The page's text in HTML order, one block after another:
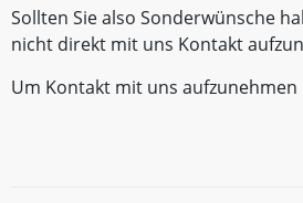
Sollten Sie also Sonderwünsche
nicht direkt mit uns Kontakt
Um Kontakt mit uns